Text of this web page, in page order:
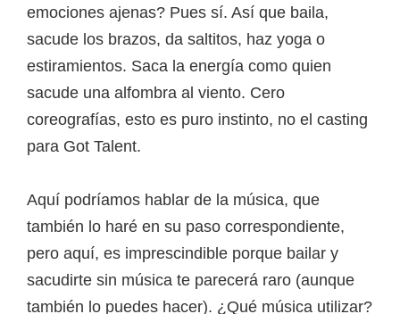
emociones ajenas? Pues sí. Así que baila,
sacude los brazos, da saltitos, haz yoga o
estiramientos. Saca la energía como quien
sacude una alfombra al viento. Cero
coreografías, esto es puro instinto, no el casting
para Got Talent.
Aquí podríamos hablar de la música, que
también lo haré en su paso correspondiente,
pero aquí, es imprescindible porque bailar y
sacudirte sin música te parecerá raro (aunque
también lo puedes hacer). ¿Qué música utilizar?